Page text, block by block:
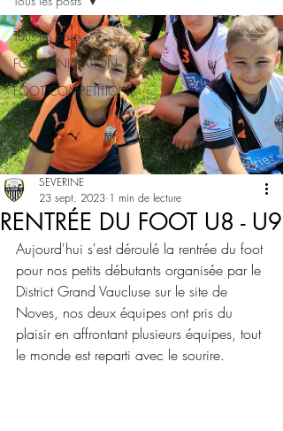
Tous les posts
FOOT ANIMATION
FOOT COMPETITION
RENTRÉE DU FOOT U8 - U9
SEVERINE
23 sept. 2023 1 min de lecture
Aujourd'hui s'est déroulé la rentrée du foot
pour nos petits débutants organisée par le
District Grand Vaucluse sur le site de
Noves, nos deux équipes ont pris du
plaisir en affrontant plusieurs équipes, tout
le monde est reparti avec le sourire.